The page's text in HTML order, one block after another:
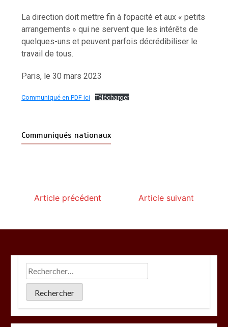
La direction doit mettre fin à l’opacité et aux « petits
arrangements » qui ne servent que les intérêts de
quelques-uns et peuvent parfois décrédibiliser le
travail de tous.
Paris, le 30 mars 2023
Communiqué en PDF ici Télécharger
Communiqués nationaux
Article précédent Article suivant